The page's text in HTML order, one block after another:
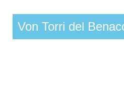
Von Torri del